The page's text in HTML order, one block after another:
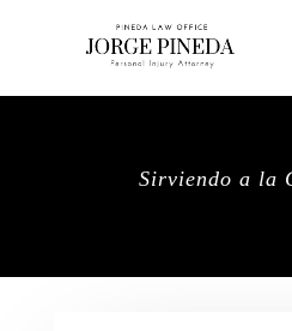
Sirviendo a la